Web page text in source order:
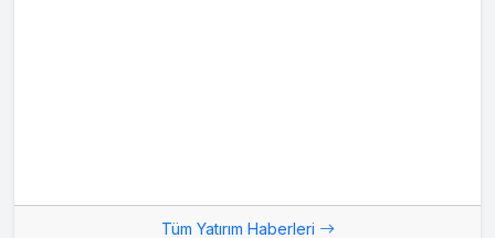
Tüm Yatırım Haberleri